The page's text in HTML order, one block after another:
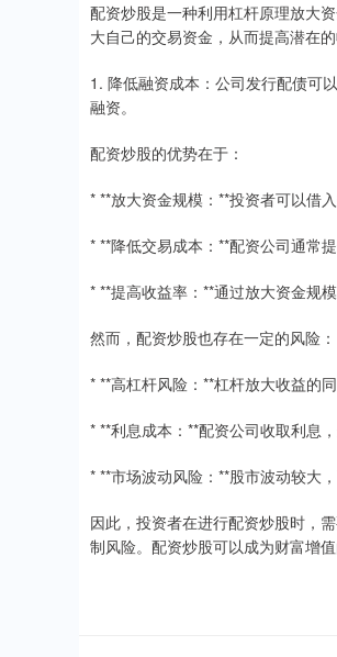
配资炒股是一种利用杠杆原理放大
大自己的交易资金，从而提高潜在的
1. 降低融资成本：公司发行配债可
融资。
配资炒股的优势在于：
* **放大资金规模：**投资者可以借
* **降低交易成本：**配资公司通常
* **提高收益率：**通过放大资金规
然而，配资炒股也存在一定的风险：
* **高杠杆风险：**杠杆放大收益的
* **利息成本：**配资公司收取利息
* **市场波动风险：**股市波动较大
因此，投资者在进行配资炒股时，
制风险。配资炒股可以成为财富增